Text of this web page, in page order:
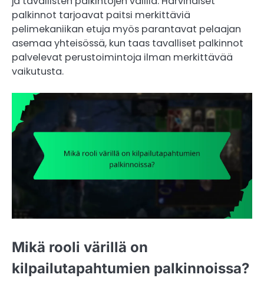
palkinnot tarjoavat paitsi merkittäviä
pelimekaniikan etuja myös parantavat pelaajan
asemaa yhteisössä, kun taas tavalliset palkinnot
palvelevat perustoimintoja ilman merkittävää
vaikutusta.
Mikä rooli värillä on
kilpailutapahtumien palkinnoissa?